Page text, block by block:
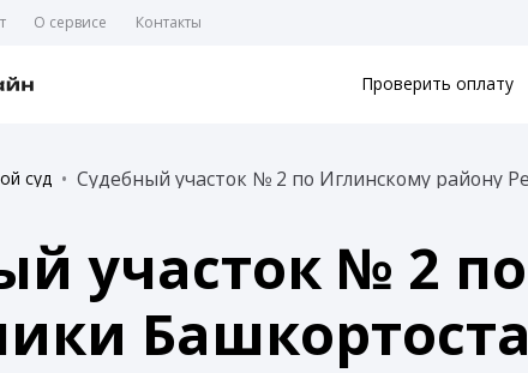
О сервисе Контакты
Проверить оплату
суд Судебный участок № 2 по Иглинскому району
участок № 2